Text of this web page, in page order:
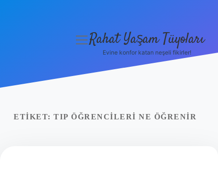
Yasal Uyarı
menüyü
Rahat Yaşam Tüyoları
Evine konfor katan neşeli fikirler!
ETIKET: TIP ÖĞRENCILERI NE ÖĞRENIR